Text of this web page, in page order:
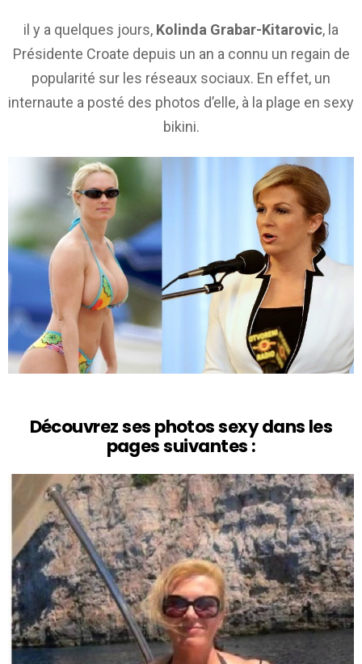
il y a quelques jours, Kolinda Grabar-Kitarovic, la
Présidente Croate depuis un an a connu un regain de
popularité sur les réseaux sociaux. En effet, un
internaute a posté des photos d’elle, à la plage en sexy
bikini.
Découvrez ses photos sexy dans les
pages suivantes :